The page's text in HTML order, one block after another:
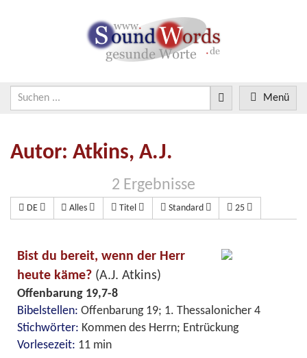
Menü
Autor: Atkins, A.J.
2 Ergebnisse
DE Alles Titel Standard 25
Bist du bereit, wenn der Herr
heute käme? (A.J. Atkins)
Offenbarung 19,7-8
Bibelstellen: Offenbarung 19; 1. Thessalonicher 4
Stichwörter: Kommen des Herrn; Entrückung
Vorlesezeit: 11 min